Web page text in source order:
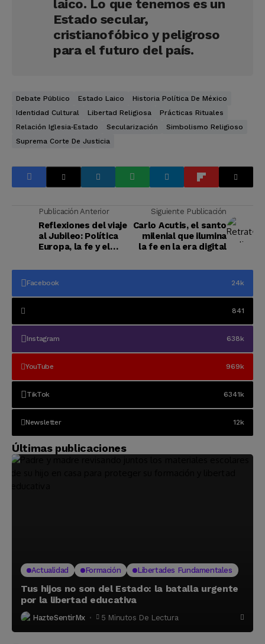
laico. Lo que tenemos es un
Estado secular,
cristianofóbico y peligroso
para el futuro del país.
Debate Público Estado Laico
Historia Política De México
Identidad Cultural
Libertad Religiosa
Prácticas Rituales
Relación Iglesia‑Estado
Secularización
Simbolismo Religioso
Suprema Corte De Justicia
Publicación Anterior
Reflexiones del viaje
al Jubileo: Política
Europa, la fe y el
Siguiente Publicación
Carlo Acutis, el santo
milenial que ilumina
la fe en la era digital
Facebook 24k
841
Instagram 638k
YouTube 969k
TikTok 6341k
Newsletter 12k
Últimas publicaciones
Actualidad Formación Libertades Fundamentales
Tus hijos no son del Estado: la batalla urgente
por la libertad educativa
HazteSentirMx 5 Minutos De Lectura